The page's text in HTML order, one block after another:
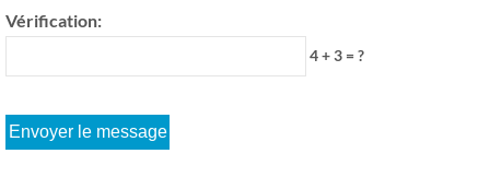
Vérification:
4 + 3 = ?